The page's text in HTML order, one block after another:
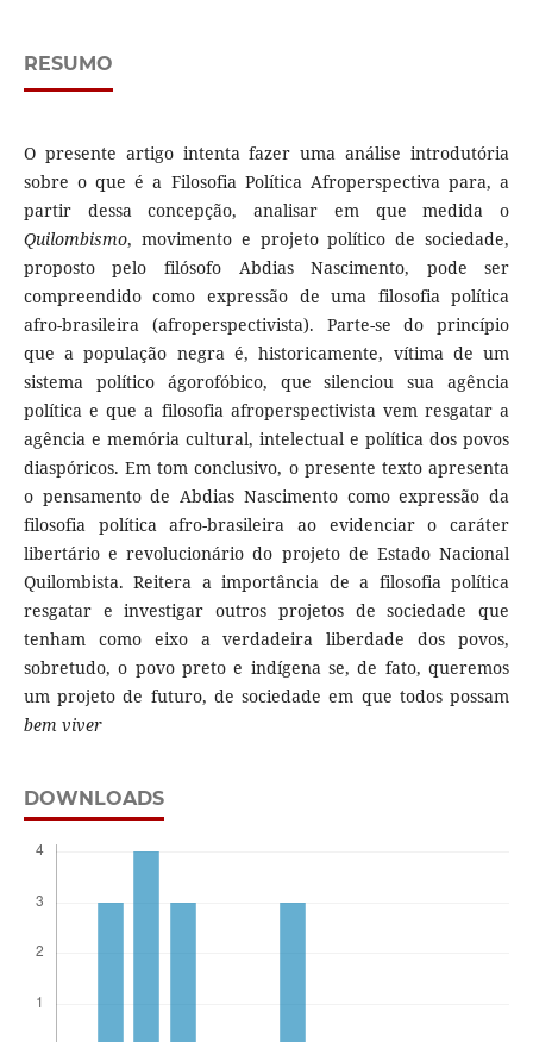
RESUMO
O presente artigo intenta fazer uma análise introdutória
sobre o que é a Filosofia Política Afroperspectiva para, a
partir dessa concepção, analisar em que medida o
Quilombismo, movimento e projeto político de sociedade,
proposto pelo filósofo Abdias Nascimento, pode ser
compreendido como expressão de uma filosofia política
afro-brasileira (afroperspectivista). Parte-se do princípio
que a população negra é, historicamente, vítima de um
sistema político ágorofóbico, que silenciou sua agência
política e que a filosofia afroperspectivista vem resgatar a
agência e memória cultural, intelectual e política dos povos
diaspóricos. Em tom conclusivo, o presente texto apresenta
o pensamento de Abdias Nascimento como expressão da
filosofia política afro-brasileira ao evidenciar o caráter
libertário e revolucionário do projeto de Estado Nacional
Quilombista. Reitera a importância de a filosofia política
resgatar e investigar outros projetos de sociedade que
tenham como eixo a verdadeira liberdade dos povos,
sobretudo, o povo preto e indígena se, de fato, queremos
um projeto de futuro, de sociedade em que todos possam
bem viver
DOWNLOADS